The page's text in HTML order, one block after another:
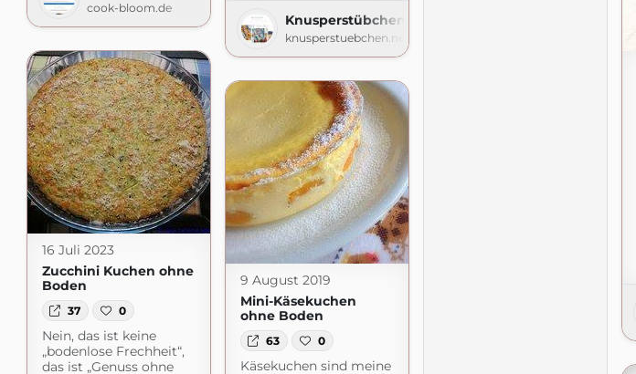
cook-bloom.de
Knusperstübchen
knusperstuebchen.net
16 Juli 2023
Zucchini Kuchen ohne
Boden
37 0
Nein, das ist keine
„bodenlose Frechheit“,
das ist „Genuss ohne
9 August 2019
Mini-Käsekuchen
ohne Boden
63 0
Käsekuchen sind meine